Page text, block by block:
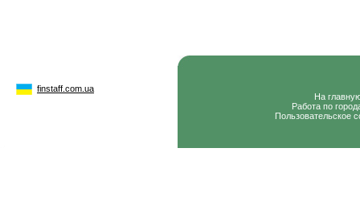
finstaff.com.ua
На
Работа по
Пользовательское